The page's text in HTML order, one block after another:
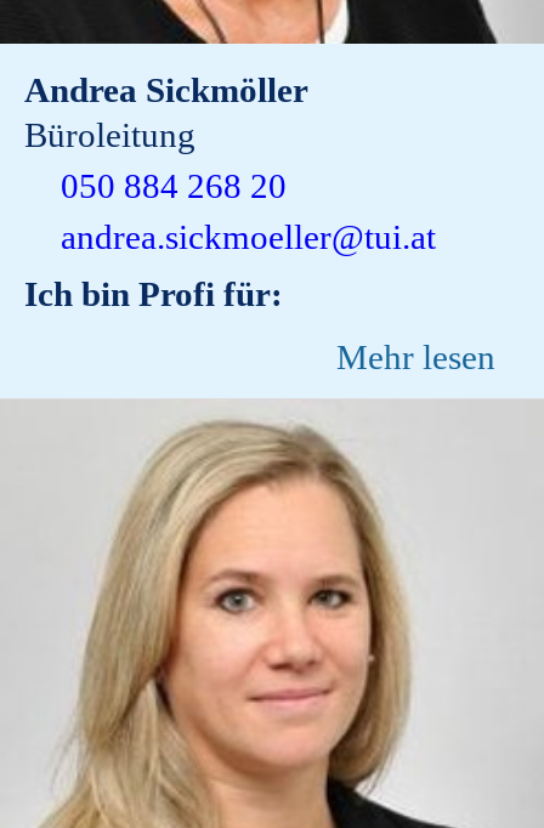
Andrea Sickmöller
Büroleitung
050 884 268 20
andrea.sickmoeller@tui.at
Ich bin Profi für:
Mehr lesen